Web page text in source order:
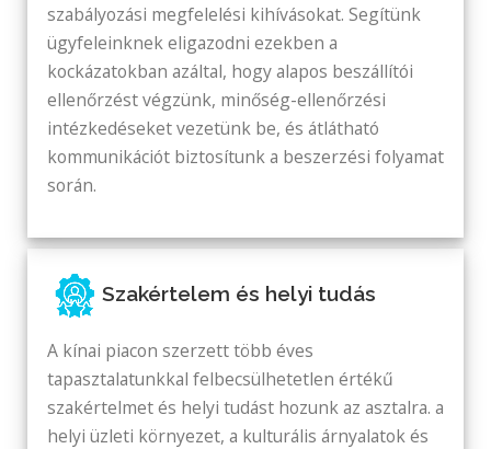
szabályozási megfelelési kihívásokat. Segítünk
ügyfeleinknek eligazodni ezekben a
kockázatokban azáltal, hogy alapos beszállítói
ellenőrzést végzünk, minőség-ellenőrzési
intézkedéseket vezetünk be, és átlátható
kommunikációt biztosítunk a beszerzési folyamat
során.
Szakértelem és helyi tudás
A kínai piacon szerzett több éves
tapasztalatunkkal felbecsülhetetlen értékű
szakértelmet és helyi tudást hozunk az asztalra. a
helyi üzleti környezet, a kulturális árnyalatok és